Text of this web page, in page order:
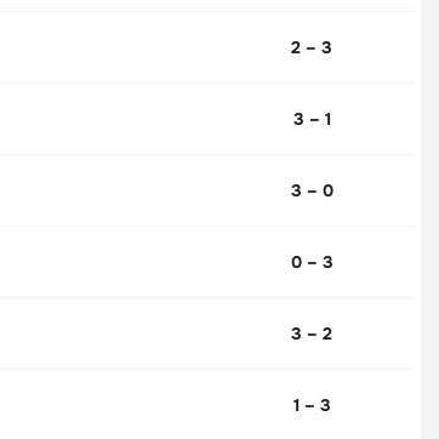
2 – 3
3 – 1
3 – 0
0 – 3
3 – 2
1 – 3